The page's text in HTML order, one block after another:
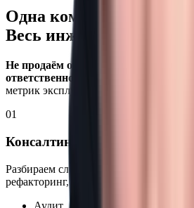
Одна команда.
Весь инженерный
Не продаём отдельные часы
ответственность за продукт целиком
метрик эксплуатации.
01
Консалтинг и архитектура
Разбираем сложность до старта
рефакторинг, проектирование
Аудит